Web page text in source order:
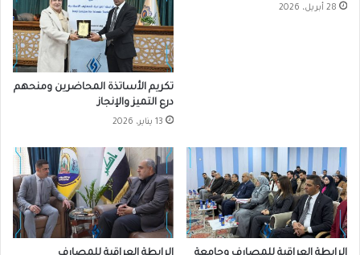
28 أبريل، 2026
تكريم الأساتذة المحاضرين ومنحهم
درع التميز والإنجاز
13 يناير، 2026